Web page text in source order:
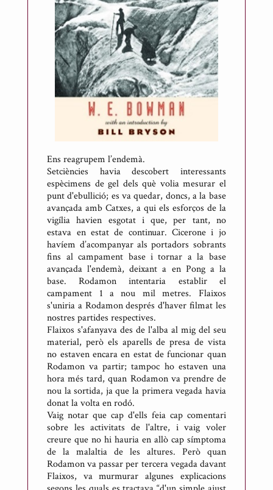
i
c
a
r
t
d
e
M
e
s
o
n
e
s
Ens reagrupem l’endemà.
Setciències havia descobert interessants
espècimens de gel dels què volia mesurar el
punt d'ebullició; es va quedar, doncs, a la base
avançada amb Catxes, a qui els esforços de la
vigília havien esgotat i que, per tant, no
estava en estat de continuar. Cicerone i jo
havíem d’acompanyar als portadors sobrants
fins al campament base i tornar a la base
avançada l'endemà, deixant a en Pong a la
base. Rodamon intentaria establir el
campament 1 a nou mil metres. Flaixos
s'uniria a Rodamon després d'haver filmat les
nostres partides respectives.
Flaixos s'afanyava des de l'alba al mig del seu
material, però els aparells de presa de vista
no estaven encara en estat de funcionar quan
Rodamon va partir; tampoc ho estaven una
hora més tard, quan Rodamon va prendre de
nou la sortida, ja que la primera vegada havia
donat la volta en rodó.
Vaig notar que cap d'ells feia cap comentari
sobre les activitats de l'altre, i vaig voler
creure que no hi hauria en allò cap símptoma
de la malaltia de les altures. Però quan
Rodamon va passar per tercera vegada davant
Flaixos, va murmurar algunes explicacions